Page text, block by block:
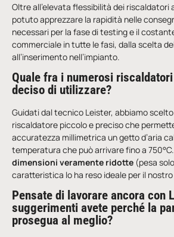
Oltre all’elevata flessibilità dei riscaldatori
potuto apprezzare la rapidità nelle
necessari per la fase di testing e il
commerciale in tutte le fasi, dalla scelta
all’inserimento nell’impianto.
Quale fra i numerosi
deciso di utilizzare?
Guidati dal tecnico Leister, abbiamo scelto
riscaldatore piccolo e preciso che
accuratezza millimetrica un getto d’aria
temperatura che può arrivare fino a
dimensioni veramente ridotte (pesa
caratteristica lo ha reso ideale per il
Pensate di lavorare ancora con
suggerimenti avete perché la
prosegua al meglio?